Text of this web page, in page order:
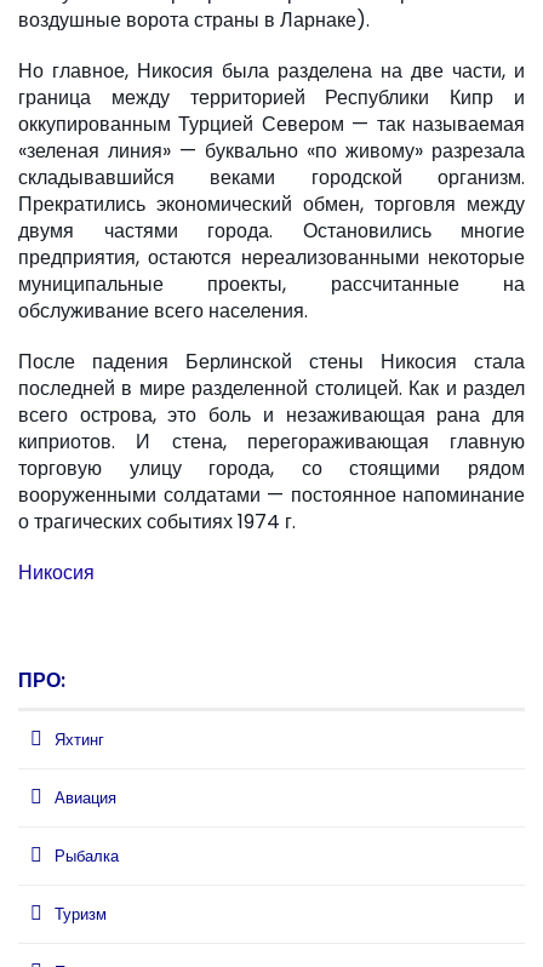
воздушные ворота страны в Ларнаке).
Но главное, Никосия была разделена на две части, и
граница между территорией Республики Кипр и
оккупированным Турцией Севером — так называемая
«зеленая линия» — буквально «по живому» разрезала
складывавшийся веками городской организм.
Прекратились экономический обмен, торговля между
двумя частями города. Остановились многие
предприятия, остаются нереализованными некоторые
муниципальные проекты, рассчитанные на
обслуживание всего населения.
После падения Берлинской стены Никосия стала
последней в мире разделенной столицей. Как и раздел
всего острова, это боль и незаживающая рана для
киприотов. И стена, перегораживающая главную
торговую улицу города, со стоящими рядом
вооруженными солдатами — постоянное напоминание
о трагических событиях 1974 г.
Никосия
ПРО:
Яхтинг
Авиация
Рыбалка
Туризм